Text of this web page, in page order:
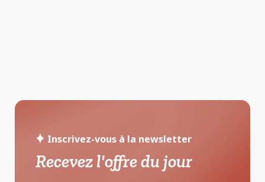
Inscrivez-vous à la newsletter
Recevez l'offre du jour